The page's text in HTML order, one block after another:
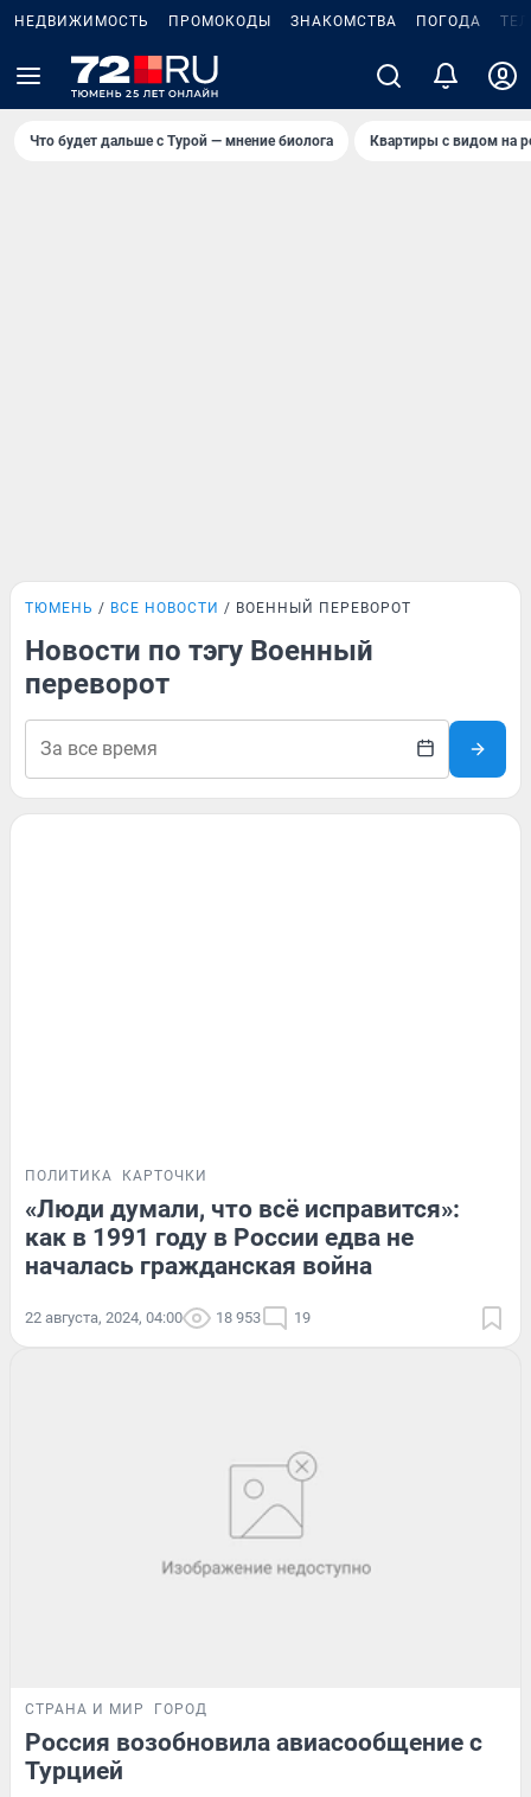
НЕДВИЖИМОСТЬ ПРОМОКОДЫ ЗНАКОМСТВА ПОГОДА
Что будет дальше с Турой — мнение биолога Квартиры с видом на
ТЮМЕНЬ ВСЕ НОВОСТИ ВОЕННЫЙ ПЕРЕВОРОТ
Новости по тэгу Военный
переворот
ПОЛИТИКА КАРТОЧКИ
«Люди думали, что всё исправится»:
как в 1991 году в России едва не
началась гражданская война
22 августа, 2024, 04:00 18 953 19
СТРАНА И МИР ГОРОД
Россия возобновила авиасообщение с
Турцией